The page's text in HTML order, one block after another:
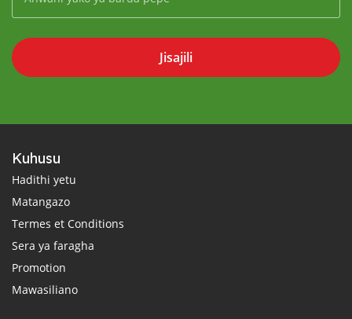
Jisajili
Kuhusu
Hadithi yetu
Matangazo
Termes et Conditions
Sera ya faragha
Promotion
Mawasiliano